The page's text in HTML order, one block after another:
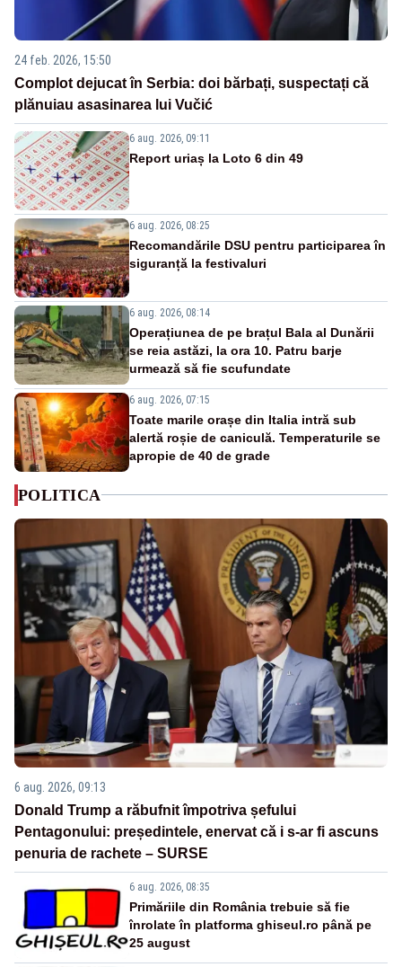
24 feb. 2026, 15:50
Complot dejucat în Serbia: doi bărbați, suspectați că
plănuiau asasinarea lui Vučić
6 aug. 2026, 09:11
Report uriaș la Loto 6 din 49
6 aug. 2026, 08:25
Recomandările DSU pentru participarea în
siguranță la festivaluri
6 aug. 2026, 08:14
Operațiunea de pe brațul Bala al Dunării
se reia astăzi, la ora 10. Patru barje
urmează să fie scufundate
6 aug. 2026, 07:15
Toate marile orașe din Italia intră sub
alertă roșie de caniculă. Temperaturile se
apropie de 40 de grade
POLITICA
6 aug. 2026, 09:13
Donald Trump a răbufnit împotriva șefului
Pentagonului: președintele, enervat că i s-ar fi ascuns
penuria de rachete – SURSE
6 aug. 2026, 08:35
Primăriile din România trebuie să fie
înrolate în platforma ghiseul.ro până pe
25 august